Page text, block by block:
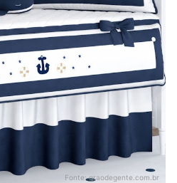
Fonte:graodegente.com.br